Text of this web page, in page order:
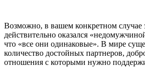
Возможно, в вашем конкретном случае
действительно оказался
что «все они одинаковые». В мире
количество достойных партнеров,
отношения с которыми нужно